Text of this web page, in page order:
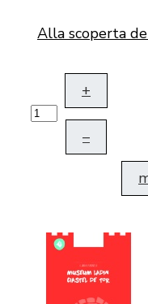
Alla scoperta
+
–